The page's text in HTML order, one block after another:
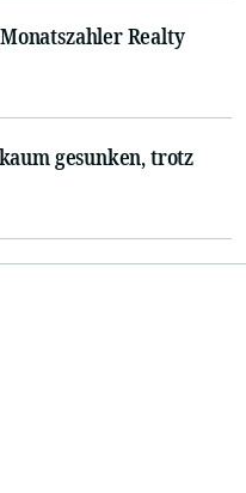
Realty
gesunken, trotz